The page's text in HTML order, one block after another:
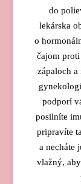
do
lekárska
o
čajom
zápaloch
podporí
posilníte
pripravíte
a necháte
vlažný,